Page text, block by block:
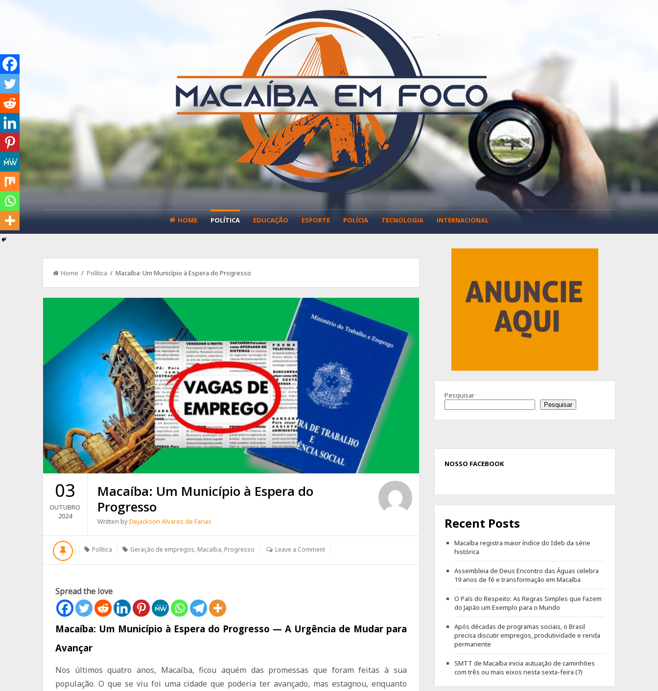
HOME POLÍTICA EDUCAÇÃO ESPORTE POLÍCIA TECNOLOGIA INTERNACIONAL
Home / Política / Macaíba: Um Município à Espera do Progresso
03
OUTUBRO
2024
Macaíba: Um Município à Espera do
Progresso
Written byDejackson Alvares de Farias
Política Geração de empregos, Macaíba, Progresso Leave a Comment
Spread the love
Macaíba: Um Município à Espera do Progresso — A Urgência de Mudar para
Avançar
Nos últimos quatro anos, Macaíba, ficou aquém das promessas que foram feitas à sua
população. O que se viu foi uma cidade que poderia ter avançado, mas estagnou, enquanto
Pesquisar
Pesquisar
NOSSO FACEBOOK
Recent Posts
Macaíba registra maior índice do Ideb da série
histórica
Assembleia de Deus Encontro das Águas celebra
19 anos de fé e transformação em Macaíba
O País do Respeito: As Regras Simples que Fazem
do Japão um Exemplo para o Mundo
Após décadas de programas sociais, o Brasil
precisa discutir empregos, produtividade e renda
permanente
SMTT de Macaíba inicia autuação de caminhões
com três ou mais eixos nesta sexta-feira (7)